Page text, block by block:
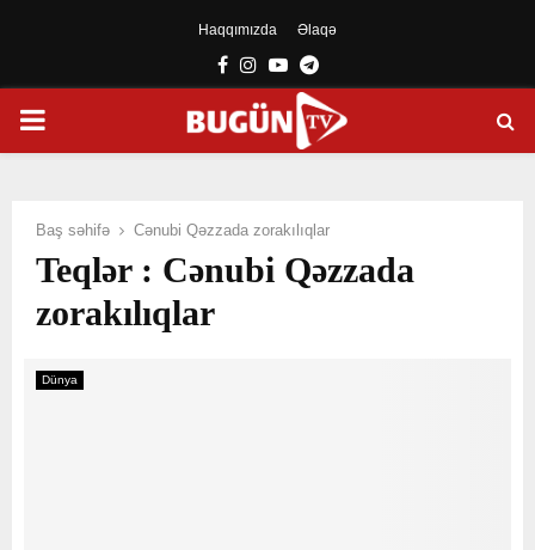
Haqqımızda Əlaqə
Facebook
Instagram
YoutubeTelegram
PRIMARY
Baş səhifə Cənubi Qəzzada zorakılıqlar
Teqlər : Cənubi Qəzzada
zorakılıqlar
Dünya